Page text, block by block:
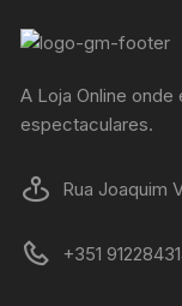
A Loja Online
espectaculares.
Rua Joaquim
+351